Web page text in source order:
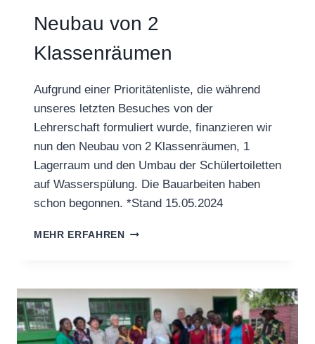
Neubau von 2
Klassenräumen
Aufgrund einer Prioritätenliste, die während
unseres letzten Besuches von der
Lehrerschaft formuliert wurde, finanzieren wir
nun den Neubau von 2 Klassenräumen, 1
Lagerraum und den Umbau der Schülertoiletten
auf Wasserspülung. Die Bauarbeiten haben
schon begonnen. *Stand 15.05.2024
MEHR ERFAHRENNEUBAU